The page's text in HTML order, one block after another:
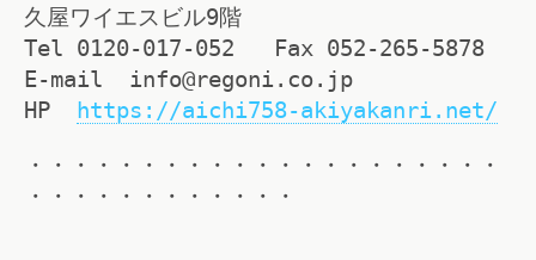
久屋ワイエスビル9階
Tel 0120-017-052 Fax 052-265-5878
E-mail info@regoni.co.jp
HP https://aichi758-akiyakanri.net/
・・・・・・・・・・・・・・・・・・・・・
・・・・・・・・・・・・